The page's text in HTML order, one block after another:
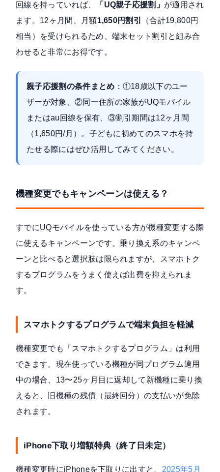
回線を持っていれば、
「UQ親子応援割」 が適用され
ます。12ヶ月間、月額1,650円割引
（合計19,800円
相当）を受けられるため、端末セット割引と組み合
わせると非常にお得です。
親子応援割の条件まとめ ：①18歳以下のユー
ザーが対象、②同一住所の家族がUQモバイル
またはau回線を保有、③割引期間は12ヶ月間
（1,650円/月）。子どもに初めてのスマホを持
たせる際にはぜひ活用してみてください。
機種変更でもキャンペーンは使える？
すでにUQモバイルを使っている方が機種変更する際
に使えるキャンペーンです。乗り換え系のキャンペ
ーンと比べると選択肢は限られますが、スマホトク
するプログラムをうまく使えば出費を抑えられま
す。
スマホトクするプログラムで端末負担を軽減
機種変更でも「スマホトクするプログラム」は利用
できます。現在使っている機種が同プログラム適用
中の場合、13〜25ヶ月目に返却して新機種に乗り換
えると、旧機種の残債（最終回分）の支払いが免除
されます。
iPhone下取り増額特典（終了日未定）
機種変更時にiPhoneを下取りに出すと、 2025年5月